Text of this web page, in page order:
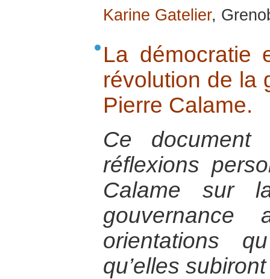
Karine Gatelier,
La démocratie
révolution de la
Pierre Calame.
Ce
réflexions
Calame sur
orientations
qu’elles